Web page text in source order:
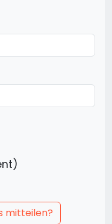
mitteilen?